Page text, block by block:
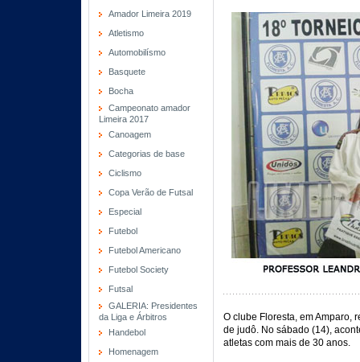
Amador Limeira 2019
Atletismo
Automobilísmo
Basquete
Bocha
Campeonato amador
Limeira 2017
Canoagem
Categorias de base
Ciclismo
Copa Verão de Futsal
Especial
Futebol
Futebol Americano
Futebol Society
Futsal
GALERIA: Presidentes
da Liga e Árbitros
Handebol
Homenagem
O clube Floresta, em Amparo,
de judô. No sábado (14),
atletas com mais de 30 anos.